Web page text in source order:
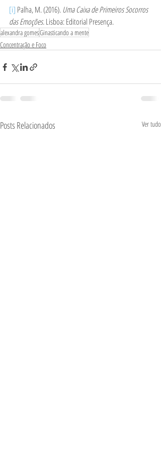
[i] Palha, M. (2016). Uma Caixa de Primeiros Socorros
das Emoções. Lisboa: Editorial Presença.
alexandra gomesGinasticando a mente
Concentração e Foco
Posts Relacionados Ver tudo